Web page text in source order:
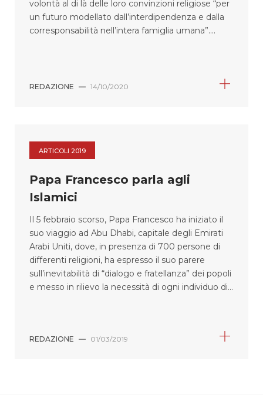
volontà al di là delle loro convinzioni religiose “per
un futuro modellato dall’interdipendenza e dalla
corresponsabilità nell’intera famiglia umana”....
REDAZIONE — 14/10/2020
ARTICOLI 2019
Papa Francesco parla agli
Islamici
Il 5 febbraio scorso, Papa Francesco ha iniziato il
suo viaggio ad Abu Dhabi, capitale degli Emirati
Arabi Uniti, dove, in presenza di 700 persone di
differenti religioni, ha espresso il suo parere
sull’inevitabilità di “dialogo e fratellanza” dei popoli
e messo in rilievo la necessità di ogni individuo di...
REDAZIONE — 01/03/2019